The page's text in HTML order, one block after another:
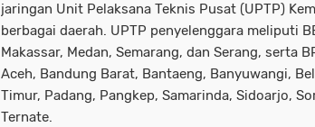
jaringan Unit Pelaksana Teknis Pusat (UPTP)
berbagai daerah. UPTP penyelenggara meliputi
Makassar, Medan, Semarang, dan Serang, serta
Aceh, Bandung Barat, Bantaeng, Banyuwangi,
Timur, Padang, Pangkep, Samarinda, Sidoarjo,
Ternate.